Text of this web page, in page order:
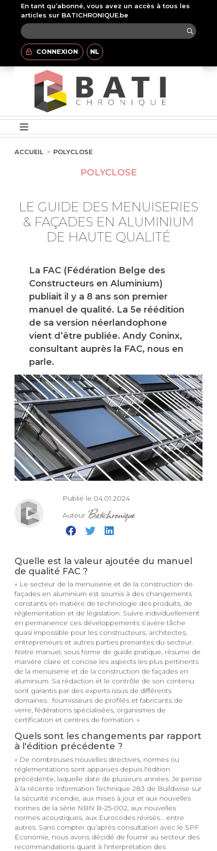
En tant qu’abonné, vous avez un accès à tous les
articles sur BATICHRONIQUE.be
CONNEXION NL
ACCUEIL POLYCLOSE
POLYCLOSE
LE GUIDE DES MENUISERIES
& FAÇADES EN ALUMINIUM
DE HAUTE QUALITÉ
La FAC (Fédération Belge des
Constructeurs en Aluminium)
publiait il y a 8 ans son premier
manuel de qualité. La 5e réédition
de sa version néerlandophone
vient d’être publiée. Andy Coninx,
consultant auprès la FAC, nous en
parle.
Publié le 04.01.2024
Auteur Batichronique
Quelle est la valeur ajoutée du manuel
de qualité FAC ?
« Le secteur de la menuiserie et de la construction de
façades en aluminium est soumis à des changements
constants en matière de technologie des produits, de
réglementation et de législation. Suivre individuellement
en permanence ces développements s’avère tâche
quasi impossible pour les constructeurs, architectes,
entrepreneurs et autres parties prenantes du secteur.
Notre manuel, sous forme de guide pratique, résume de
manière claire et concise les aspects les plus pertinents
de la menuiserie et de la construction de façades en
aluminium. Sa rédaction et le contrôle de son contenu
sont garantis par des experts issus de différents
domaines : fournisseurs de profilés et fabricants de
verre, fédérations spécialisées, organismes de
certification et centres de formation. »
Quels sont les changements par rapport
à l'édition précédente ?
« De nombreuses nouvelles directives, normes ou
réglementations sont apparues depuis l'édition
précédente, laquelle date de plusieurs années. Je pense
à la récente Information Technique 283 de Buildwise sur
la sécurité incendie, aux mises à jour et aux nouvelles
normes de la série NBN B-25-002, aux nouvelles
normes acoustiques, aux Eurocodes révisés... entre
autres. Sans compter qu’après consultation avec le SPF
Économie, nous avons décidé de fournir au secteur des
recommandations quant à l'interprétation des